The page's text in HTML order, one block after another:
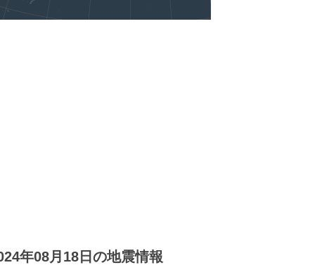
年08月18日の地震情報